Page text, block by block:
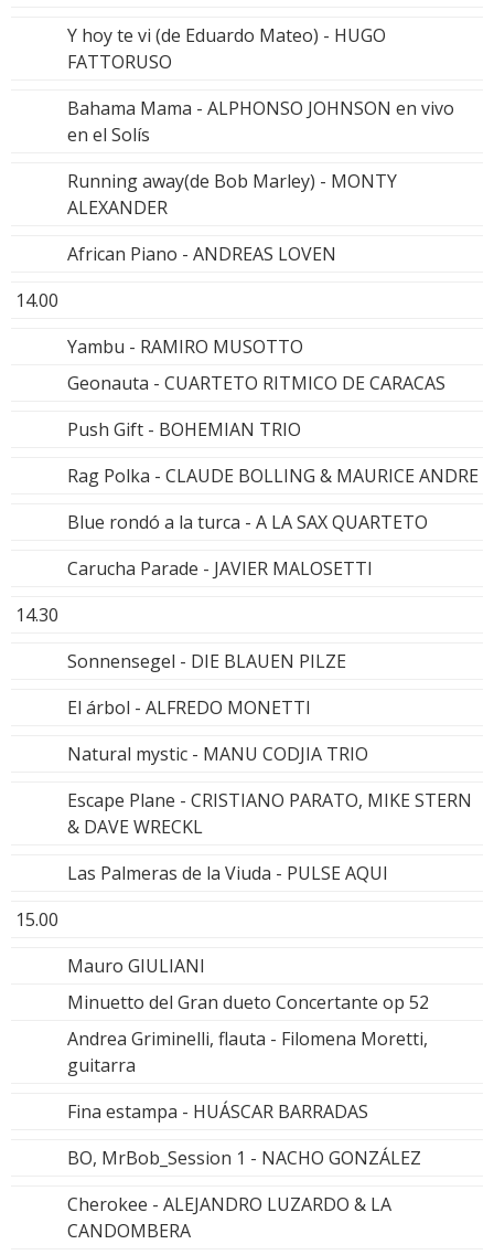
Y hoy te vi (de Eduardo Mateo) - HUGO
FATTORUSO
Bahama Mama - ALPHONSO JOHNSON en vivo
en el Solís
Running away(de Bob Marley) - MONTY
ALEXANDER
African Piano - ANDREAS LOVEN
14.00
Yambu - RAMIRO MUSOTTO
Geonauta - CUARTETO RITMICO DE CARACAS
Push Gift - BOHEMIAN TRIO
Rag Polka - CLAUDE BOLLING & MAURICE ANDRE
Blue rondó a la turca - A LA SAX QUARTETO
Carucha Parade - JAVIER MALOSETTI
14.30
Sonnensegel - DIE BLAUEN PILZE
El árbol - ALFREDO MONETTI
Natural mystic - MANU CODJIA TRIO
Escape Plane - CRISTIANO PARATO, MIKE STERN
& DAVE WRECKL
Las Palmeras de la Viuda - PULSE AQUI
15.00
Mauro GIULIANI
Minuetto del Gran dueto Concertante op 52
Andrea Griminelli, flauta - Filomena Moretti,
guitarra
Fina estampa - HUÁSCAR BARRADAS
BO, MrBob_Session 1 - NACHO GONZÁLEZ
Cherokee - ALEJANDRO LUZARDO & LA
CANDOMBERA